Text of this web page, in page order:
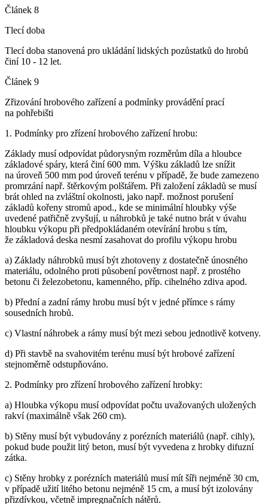
Článek 8
Tlecí doba
Tlecí doba stanovená pro ukládání lidských pozůstatků do hrobů
činí 10 - 12 let.
Článek 9
Zřizování hrobového zařízení a podmínky provádění prací
na pohřebišti
1. Podmínky pro zřízení hrobového zařízení hrobu:
Základy musí odpovídat půdorysným rozměrům díla a hloubce
základové spáry, která činí 600 mm. Výšku základů lze snížit
na úroveň 500 mm pod úroveň terénu v případě, že bude zamezeno
promrzání např. štěrkovým polštářem. Při založení základů se musí
brát ohled na zvláštní okolnosti, jako např. možnost porušení
základů kořeny stromů apod., kde se minimální hloubky výše
uvedené patřičně zvyšují, u náhrobků je také nutno brát v úvahu
hloubku výkopu při předpokládaném otevírání hrobu s tím,
že základová deska nesmí zasahovat do profilu výkopu hrobu
a) Základy náhrobků musí být zhotoveny z dostatečně únosného
materiálu, odolného proti působení povětrnost např. z prostého
betonu či železobetonu, kamenného, příp. cihelného zdiva apod.
b) Přední a zadní rámy hrobu musí být v jedné přímce s rámy
sousedních hrobů.
c) Vlastní náhrobek a rámy musí být mezi sebou jednotlivě kotveny.
d) Při stavbě na svahovitém terénu musí být hrobové zařízení
stejnoměrně odstupňováno.
2. Podmínky pro zřízení hrobového zařízení hrobky:
a) Hloubka výkopu musí odpovídat počtu uvažovaných uložených
rakví (maximálně však 260 cm).
b) Stěny musí být vybudovány z porézních materiálů (např. cihly),
pokud bude použit litý beton, musí být vyvedena z hrobky difuzní
zátka.
c) Stěny hrobky z porézních materiálů musí mít šíři nejméně 30 cm,
v případě užití litého betonu nejméně 15 cm, a musí být izolovány
přizdívkou, včetně impregnačních nátěrů.